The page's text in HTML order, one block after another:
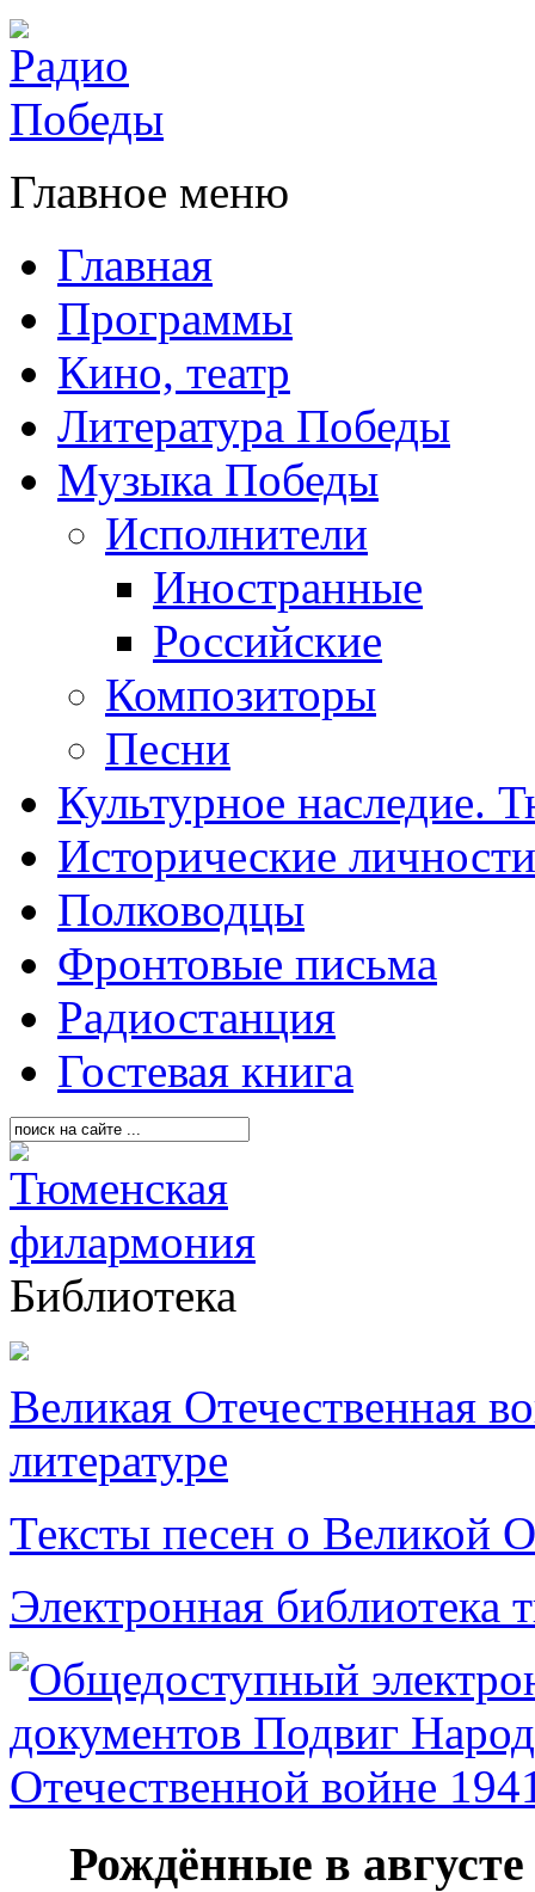
Главное меню
Главная
Программы
Кино, театр
Литература Победы
Музыка Победы
Исполнители
Иностранные
Российские
Композиторы
Песни
Культурное наследие.
Исторические личности
Полководцы
Фронтовые письма
Радиостанция
Гостевая книга
Библиотека
Великая Отечественная
литературе
Тексты песен о Великой
Электронная библиотека
Рождённые в августе